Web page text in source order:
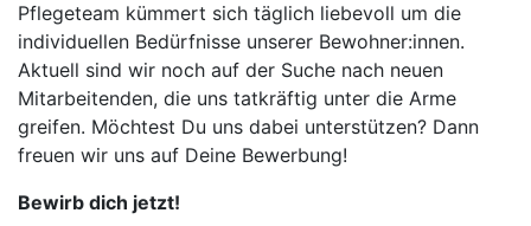
Pflegeteam kümmert sich täglich liebevoll um die
individuellen Bedürfnisse unserer Bewohner:innen.
Aktuell sind wir noch auf der Suche nach neuen
Mitarbeitenden, die uns tatkräftig unter die Arme
greifen. Möchtest Du uns dabei unterstützen? Dann
freuen wir uns auf Deine Bewerbung!
Bewirb dich jetzt!